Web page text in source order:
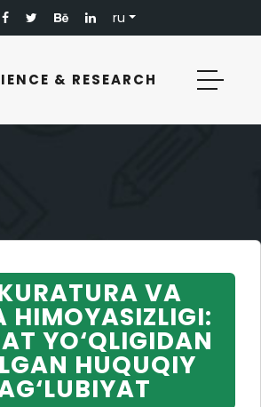
ru
& RESEARCH
VA
HIMOYASIZLIGI:
YO‘QLIGIDAN
HUQUQIY